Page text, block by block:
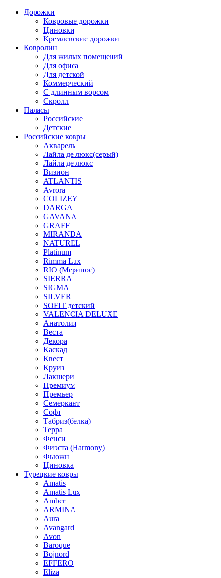
Дорожки
Ковровые дорожки
Циновки
Кремлевские дорожки
Ковролин
Для жилых помещений
Для офиса
Для детской
Коммерческий
С длинным ворсом
Скролл
Паласы
Российские
Детские
Российские ковры
Акварель
Лайла де люкс(серый)
Лайла де люкс
Визион
ATLANTIS
Avrora
COLIZEY
DARGA
GAVANA
GRAFF
MIRANDA
NATUREL
Platinum
Rimma Lux
RIO (Меринос)
SIERRA
SIGMA
SILVER
SOFIT детский
VALENCIA DELUXE
Анатолия
Веста
Декора
Каскад
Квест
Круиз
Лакшери
Премиум
Премьер
Семеркант
Софт
Табриз(белка)
Терра
Фенси
Фиэста (Harmony)
Фьюжн
Циновка
Турецкие ковры
Amatis
Amatis Lux
Amber
ARMINA
Aura
Avangard
Avon
Baroque
Bojnord
EFFERO
Eliza